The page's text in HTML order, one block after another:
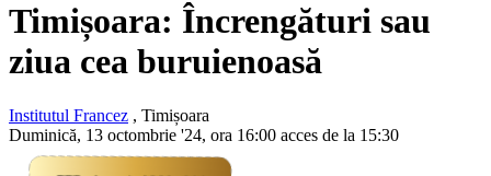
Timișoara: Încrengături sau
ziua cea buruienoasă
Institutul Francez , Timișoara
Duminică, 13 octombrie '24, ora 16:00 acces de la 15:30